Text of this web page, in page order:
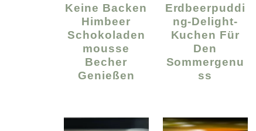
Keine Backen
Himbeer
Schokoladen
Mousse
Becher
Genießen
Erdbeerpuddi
Ng-Delight-
Kuchen Für
Den
Sommergenu
Ss